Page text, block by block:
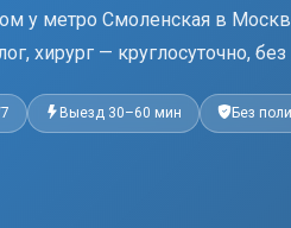
у метро Смоленская в
хирург — круглосуточно,
Выезд 30–60 мин Без